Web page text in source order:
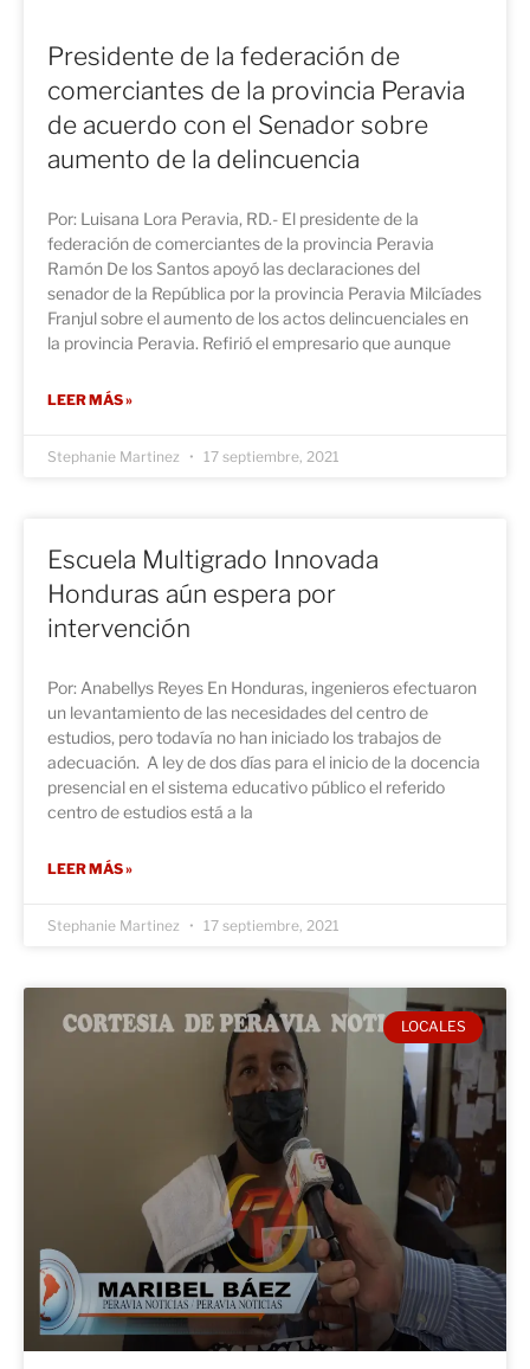
Presidente de la federación de
comerciantes de la provincia Peravia
de acuerdo con el Senador sobre
aumento de la delincuencia
Por: Luisana Lora Peravia, RD.- El presidente de la
federación de comerciantes de la provincia Peravia
Ramón De los Santos apoyó las declaraciones del
senador de la República por la provincia Peravia Milcíades
Franjul sobre el aumento de los actos delincuenciales en
la provincia Peravia. Refirió el empresario que aunque
LEER MÁS »
Stephanie Martinez 17 septiembre, 2021
Escuela Multigrado Innovada
Honduras aún espera por
intervención
Por: Anabellys Reyes En Honduras, ingenieros efectuaron
un levantamiento de las necesidades del centro de
estudios, pero todavía no han iniciado los trabajos de
adecuación. A ley de dos días para el inicio de la docencia
presencial en el sistema educativo público el referido
centro de estudios está a la
LEER MÁS »
Stephanie Martinez 17 septiembre, 2021
LOCALES